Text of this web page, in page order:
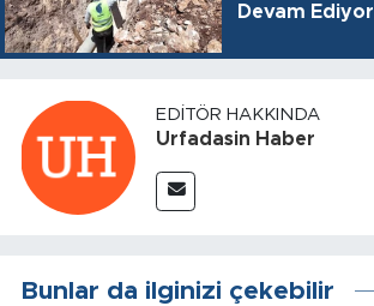
Devam Ediyor
EDITÖR HAKKINDA
Urfadasin Haber
Bunlar da ilginizi çekebilir